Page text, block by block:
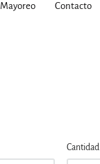
Mayoreo Contacto
Cantidad